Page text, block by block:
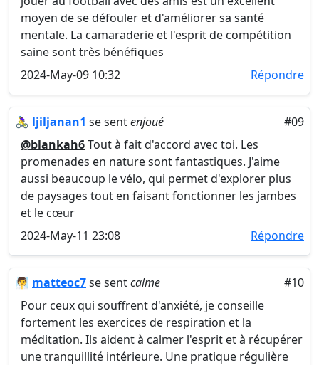
moyen de se défouler et d'améliorer sa santé
mentale. La camaraderie et l'esprit de compétition
saine sont très bénéfiques
2024-May-09 10:32
Répondre
🚴‍♀️ ljiljanan1 se sentenjoué
#09
@blankah6Tout à fait d'accord avec toi. Les
promenades en nature sont fantastiques. J'aime
aussi beaucoup le vélo, qui permet d'explorer plus
de paysages tout en faisant fonctionner les jambes
et le cœur
2024-May-11 23:08
Répondre
🧖 matteoc7se sentcalme
#10
Pour ceux qui souffrent d'anxiété, je conseille
fortement les exercices de respiration et la
méditation. Ils aident à calmer l'esprit et à récupérer
une tranquillité intérieure. Une pratique régulière